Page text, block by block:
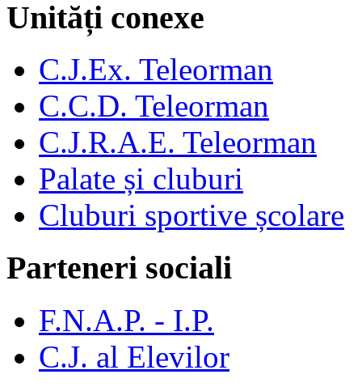
Unități conexe
C.J.Ex. Teleorman
C.C.D. Teleorman
C.J.R.A.E. Teleorman
Palate și cluburi
Cluburi sportive școlare
Parteneri sociali
F.N.A.P. - I.P.
C.J. al Elevilor